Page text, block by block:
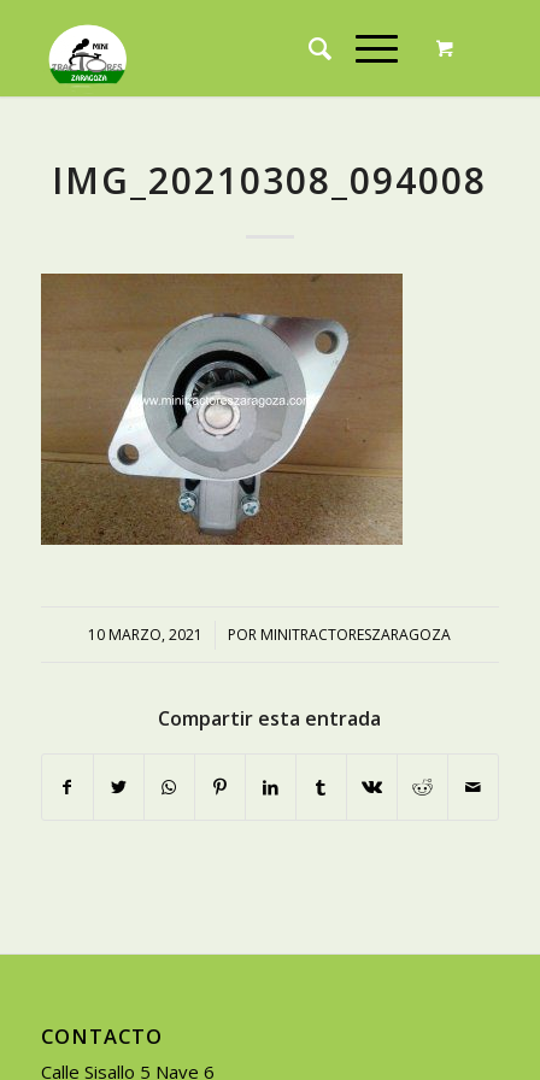
IMG_20210308_094008
10 MARZO, 2021
/ POR MINITRACTORESZARAGOZA
Compartir esta entrada
CONTACTO
Calle Sisallo 5 Nave 6